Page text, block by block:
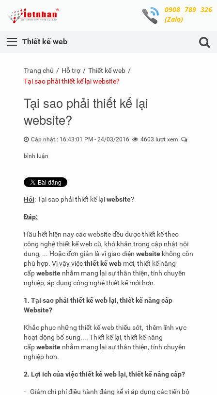
0908 789 326
(Zalo)
Thiết kế web
Trang chủ Hỗ trợ
Thiết kế web
Tại sao phải thiết kế lại website?
Tại sao phải thiết kế lại
website?
Cập nhật : 16:43:01 PM - 24/03/2016 4603 lượt xem
bình luận
Hỏi: Tại sao phải thiết kế lạiwebsite?
Đáp:
Hầu hết hiện nay các website đều được thiết kế theo
công nghệ thiết kế web cũ, khó khăn trong cập nhật nội
dung, ... Hoặc đơn giản là vì giao diện website không còn
phù hợp. Vì vậy việcthiết kế web mới, thiết kế nâng
cấpwebsite nhằm mang lại sự thân thiện, tính chuyên
nghiệp, áp dụng công nghệ thiết kế mới hơn.
1. Tại sao phải thiết kế web lại, thiết kế nâng cấp
Website?
Khắc phục những thiết kế web thiếu sót, thêm lĩnh vực
hoạt động bổ sung.... Thiết kế lại, thiết kế nâng
cấpwebsite nhằm mang lại sự thân thiện, tính chuyên
nghiệp hơn.
2. Lợi ích của việc thiết kế web lại, thiết kế nâng cấp?
- Giảm chi phí điều hành đáng kể vì áp dụng các tiến bộ